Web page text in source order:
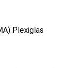
Plexiglas